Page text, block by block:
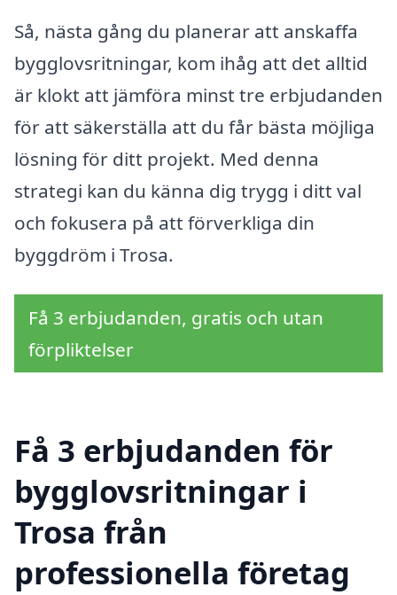
Så, nästa gång du planerar att anskaffa
bygglovsritningar, kom ihåg att det alltid
är klokt att jämföra minst tre erbjudanden
för att säkerställa att du får bästa möjliga
lösning för ditt projekt. Med denna
strategi kan du känna dig trygg i ditt val
och fokusera på att förverkliga din
byggdröm i Trosa.
Få 3 erbjudanden, gratis och utan
förpliktelser
Få 3 erbjudanden för
bygglovsritningar i
Trosa från
professionella företag